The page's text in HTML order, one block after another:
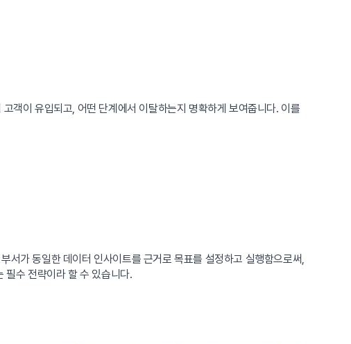
객이 유입되고, 어떤 단계에서 이탈하는지 명확하게 보여줍니다. 이를
가 동일한 데이터 인사이트를 근거로 목표를 설정하고 실행함으로써,
필수 전략이라 할 수 있습니다.